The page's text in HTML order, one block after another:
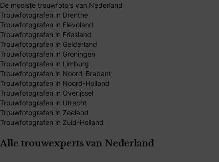
De mooiste trouwfoto's van Nederland
Trouwfotografen in Drenthe
Trouwfotografen in Flevoland
Trouwfotografen in Friesland
Trouwfotografen in Gelderland
Trouwfotografen in Groningen
Trouwfotografen in Limburg
Trouwfotografen in Noord-Brabant
Trouwfotografen in Noord-Holland
Trouwfotografen in Overijssel
Trouwfotografen in Utrecht
Trouwfotografen in Zeeland
Trouwfotografen in Zuid-Holland
Alle trouwexperts van Nederland